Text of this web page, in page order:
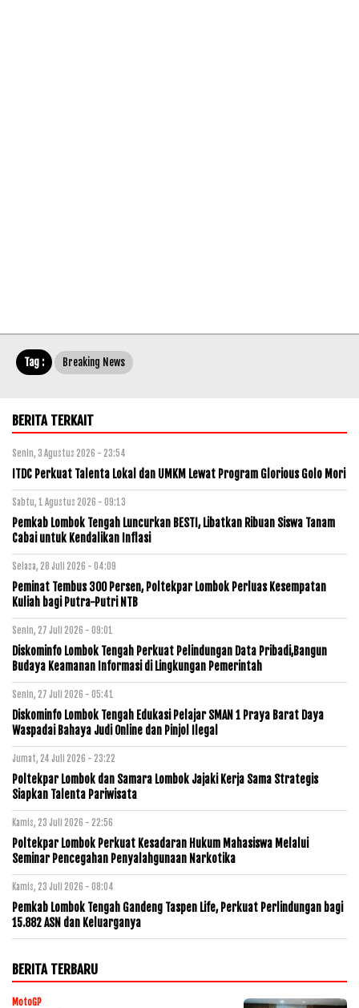
Tag : Breaking News
BERITA TERKAIT
Senin, 3 Agustus 2026 - 23:54
ITDC Perkuat Talenta Lokal dan UMKM Lewat Program Glorious Golo Mori
Sabtu, 1 Agustus 2026 - 09:13
Pemkab Lombok Tengah Luncurkan BESTI, Libatkan Ribuan Siswa Tanam
Cabai untuk Kendalikan Inflasi
Selasa, 28 Juli 2026 - 04:09
Peminat Tembus 300 Persen, Poltekpar Lombok Perluas Kesempatan
Kuliah bagi Putra-Putri NTB
Senin, 27 Juli 2026 - 09:01
Diskominfo Lombok Tengah Perkuat Pelindungan Data Pribadi,Bangun
Budaya Keamanan Informasi di Lingkungan Pemerintah
Senin, 27 Juli 2026 - 05:41
Diskominfo Lombok Tengah Edukasi Pelajar SMAN 1 Praya Barat Daya
Waspadai Bahaya Judi Online dan Pinjol Ilegal
Jumat, 24 Juli 2026 - 23:22
Poltekpar Lombok dan Samara Lombok Jajaki Kerja Sama Strategis
Siapkan Talenta Pariwisata
Kamis, 23 Juli 2026 - 22:56
Poltekpar Lombok Perkuat Kesadaran Hukum Mahasiswa Melalui
Seminar Pencegahan Penyalahgunaan Narkotika
Kamis, 23 Juli 2026 - 08:04
Pemkab Lombok Tengah Gandeng Taspen Life, Perkuat Perlindungan bagi
15.882 ASN dan Keluarganya
BERITA TERBARU
MotoGP